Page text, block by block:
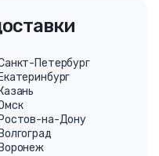
Петербург
Екатеринбург
Казань
Ростов-на-Дону
Волгоград
Воронеж